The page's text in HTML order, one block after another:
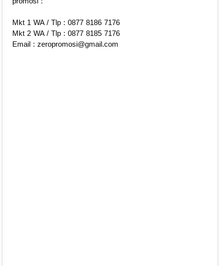
Mkt 1 WA / Tlp : 0877 8186 7176
Mkt 2 WA / Tlp : 0877 8185 7176
Email : zeropromosi@gmail.com